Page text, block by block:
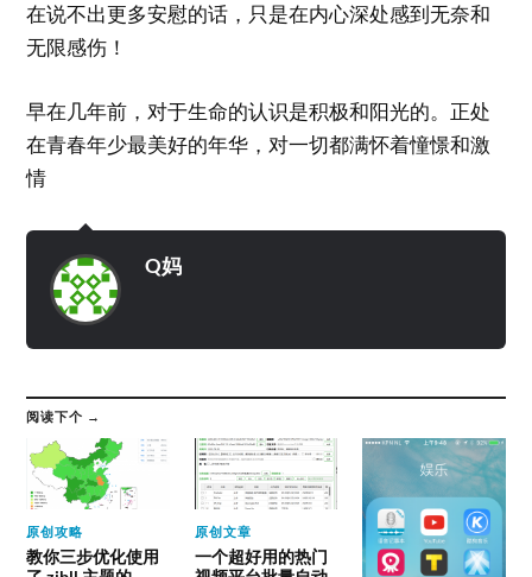
在说不出更多安慰的话，只是在内心深处感到无奈和
无限感伤！
早在几年前，对于生命的认识是积极和阳光的。正处
在青春年少最美好的年华，对一切都满怀着憧憬和激
情
Q妈
阅读下个 →
原创攻略
教你三步优化使用
原创文章
一个超好用的热门